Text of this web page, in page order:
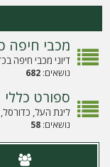
ה
ר
ש
מ
מכבי חיפה
דיוני מכבי חיפה
נושאים:682
ספורט כללי
ליגת העל, כדורסל,
נושאים:58